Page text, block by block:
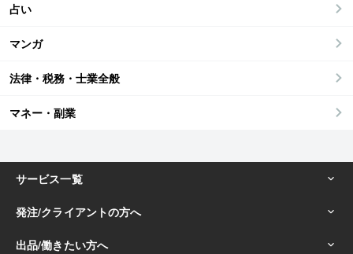
占い
マンガ
法律・税務・士業全般
マネー・副業